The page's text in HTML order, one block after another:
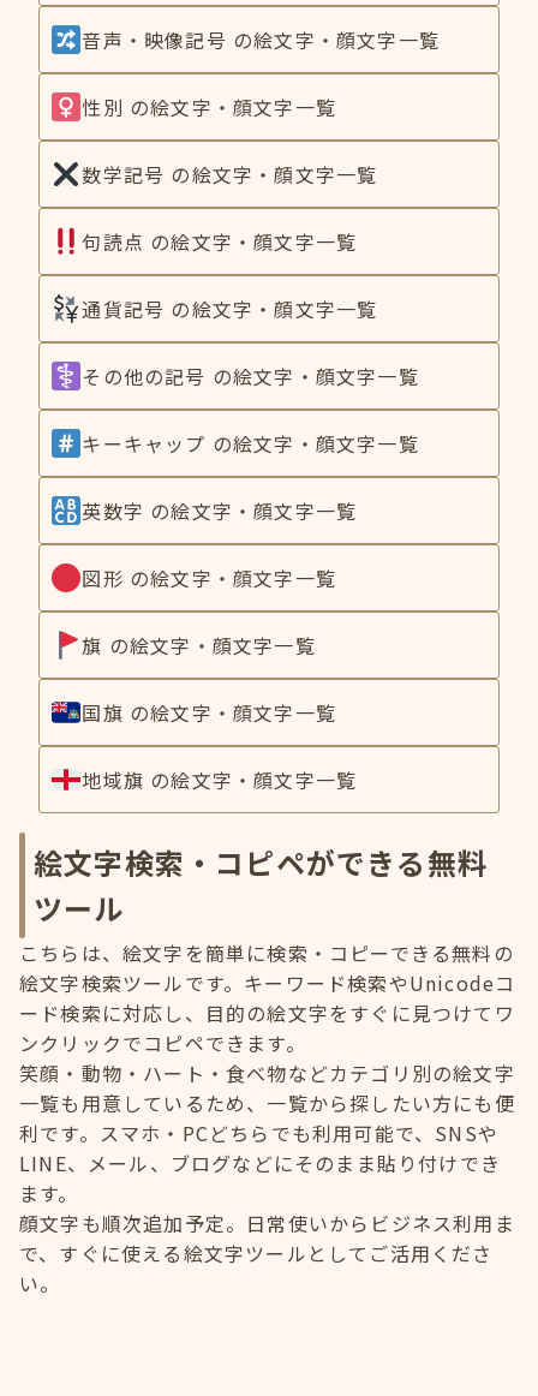
音声・映像記号 の絵文字・顔文字一覧
性別 の絵文字・顔文字一覧
数学記号 の絵文字・顔文字一覧
句読点 の絵文字・顔文字一覧
通貨記号 の絵文字・顔文字一覧
その他の記号 の絵文字・顔文字一覧
キーキャップ の絵文字・顔文字一覧
英数字 の絵文字・顔文字一覧
図形 の絵文字・顔文字一覧
旗 の絵文字・顔文字一覧
国旗 の絵文字・顔文字一覧
地域旗 の絵文字・顔文字一覧
絵文字検索・コピペができる無料
ツール
こちらは、絵文字を簡単に検索・コピーできる無料の
絵文字検索ツールです。キーワード検索やUnicodeコ
ード検索に対応し、目的の絵文字をすぐに見つけてワ
ンクリックでコピペできます。
笑顔・動物・ハート・食べ物などカテゴリ別の絵文字
一覧も用意しているため、一覧から探したい方にも便
利です。スマホ・PCどちらでも利用可能で、SNSや
LINE、メール、ブログなどにそのまま貼り付けでき
ます。
顔文字も順次追加予定。日常使いからビジネス利用ま
で、すぐに使える絵文字ツールとしてご活用くださ
い。